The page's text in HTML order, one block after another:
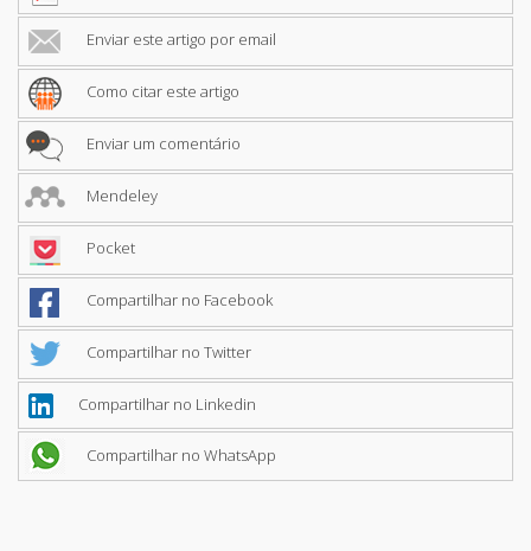
Enviar este artigo por email
Como citar este artigo
Enviar um comentário
Mendeley
Pocket
Compartilhar no Facebook
Compartilhar no Twitter
Compartilhar no Linkedin
Compartilhar no WhatsApp